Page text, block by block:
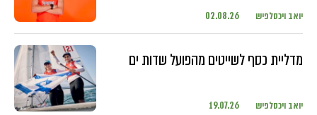
יואב ויכסלפיש 02.08.26
מדליית כסף לשייטים מהפועל שדות ים
יואב ויכסלפיש 19.07.26